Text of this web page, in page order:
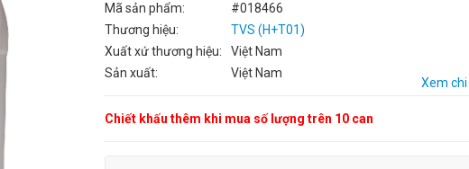
Mã sản phẩm:
#018466
Thương hiệu:
TVS (H+T01)
Xuất xứ thương hiệu:
Việt Nam
Sản xuất:
Việt Nam
Xem
Chiết khấu thêm khi mua số lượng trên 10 can